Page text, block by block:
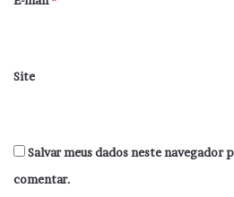
Site
Salvar meus dados neste navegador
comentar.